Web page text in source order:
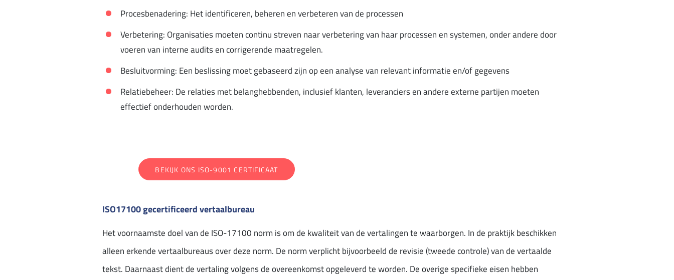
Procesbenadering: Het identificeren, beheren en verbeteren van de processen
Verbetering: Organisaties moeten continu streven naar verbetering van haar processen en systemen, onder andere door
voeren van interne audits en corrigerende maatregelen.
Besluitvorming: Een beslissing moet gebaseerd zijn op een analyse van relevant informatie en/of gegevens
Relatiebeheer: De relaties met belanghebbenden, inclusief klanten, leveranciers en andere externe partijen moeten
effectief onderhouden worden.
BEKIJK ONS ISO-9001 CERTIFICAAT
ISO17100 gecertificeerd vertaalbureau
Het voornaamste doel van de ISO-17100 norm is om de kwaliteit van de vertalingen te waarborgen. In de praktijk beschikken
alleen erkende vertaalbureaus over deze norm. De norm verplicht bijvoorbeeld de revisie (tweede controle) van de vertaalde
tekst. Daarnaast dient de vertaling volgens de overeenkomst opgeleverd te worden. De overige specifieke eisen hebben